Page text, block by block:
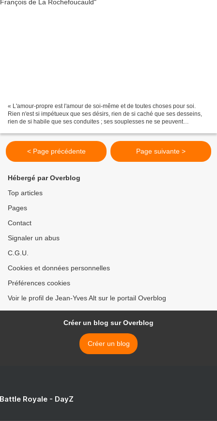
« L'amour-propre est l'amour de soi-même et de toutes choses pour soi.
Rien n'est si impétueux que ses désirs, rien de si caché que ses desseins,
rien de si habile que ses conduites ; ses souplesses ne se peuvent
< Page précédente Page suivante >
Hébergé par Overblog
Top articles
Pages
Contact
Signaler un abus
C.G.U.
Cookies et données personnelles
Préférences cookies
Voir le profil de Jean-Yves Alt sur le portail Overblog
Créer un blog sur Overblog
Créer un blog
Royale - DayZ